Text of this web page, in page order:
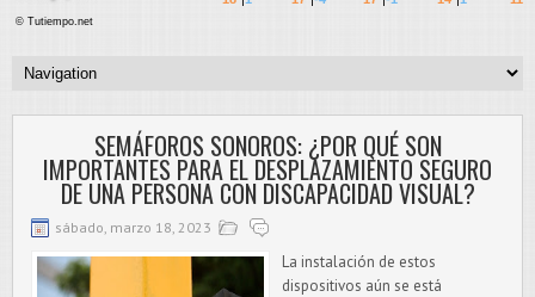
SEMÁFOROS SONOROS: ¿POR QUÉ SON
IMPORTANTES PARA EL DESPLAZAMIENTO SEGURO
DE UNA PERSONA CON DISCAPACIDAD VISUAL?
sábado, marzo 18, 2023
La instalación de estos
dispositivos aún se está